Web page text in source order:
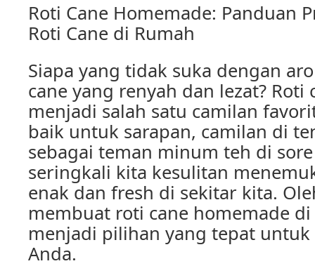
Roti Cane Homemade: Panduan
Roti Cane di Rumah
Siapa yang tidak suka dengan
cane yang renyah dan lezat? Roti
menjadi salah satu camilan
baik untuk sarapan, camilan di
sebagai teman minum teh di
seringkali kita kesulitan
enak dan fresh di sekitar kita.
membuat roti cane homemade
menjadi pilihan yang tepat untuk
Anda.